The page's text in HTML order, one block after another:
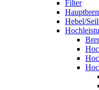
Filter
Hebel/